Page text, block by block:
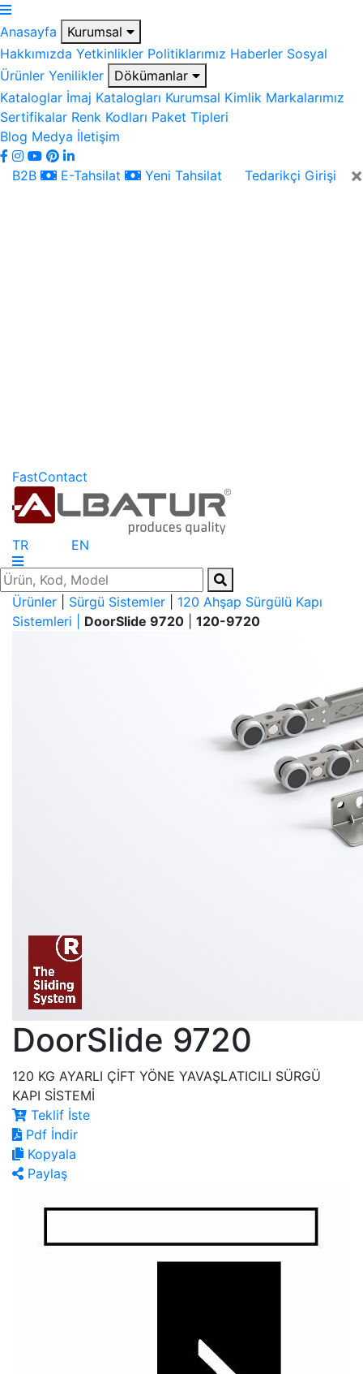
Anasayfa
Kurumsal
Hakkımızda Yetkinlikler Politiklarımız Haberler Sosyal
Ürünler Yenilikler
Dökümanlar
Kataloglar İmaj Katalogları Kurumsal Kimlik Markalarımız
Sertifikalar Renk Kodları Paket Tipleri
Blog Medya İletişim
×
B2B E-Tahsilat Yeni Tahsilat Tedarikçi Girişi
FastContact
TR EN
Ürünler Sürgü Sistemler
120 Ahşap Sürgülü Kapı
Sistemleri |
DoorSlide 9720 120-9720
DoorSlide 9720
120 KG AYARLI ÇİFT YÖNE YAVAŞLATICILI SÜRGÜ
KAPI SİSTEMİ
Teklif İste
Pdf İndir
Kopyala
Paylaş